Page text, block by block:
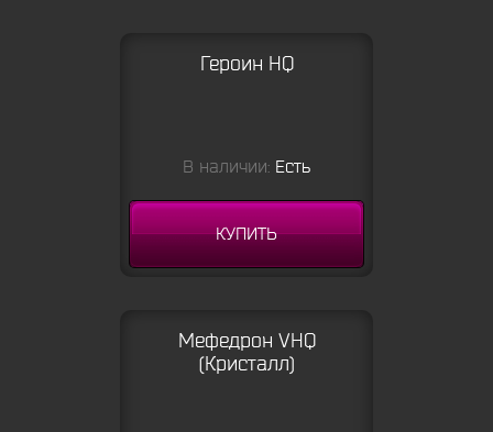
Героин HQ
В наличии: Есть
КУПИТЬ
Мефедрон VHQ
(Кристалл)